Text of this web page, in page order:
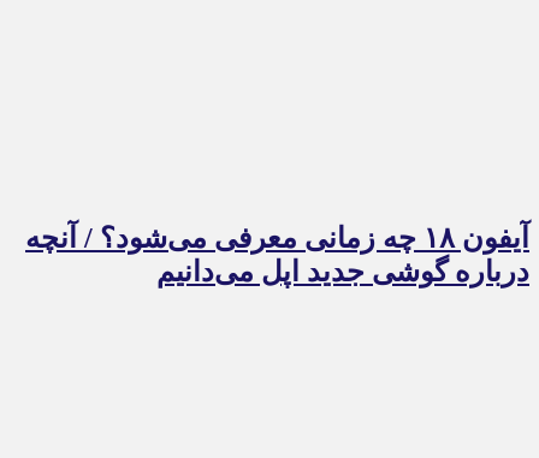
آیفون ۱۸ چه زمانی معرفی می‌شود؟ / آنچه
درباره گوشی جدید اپل می‌دانیم